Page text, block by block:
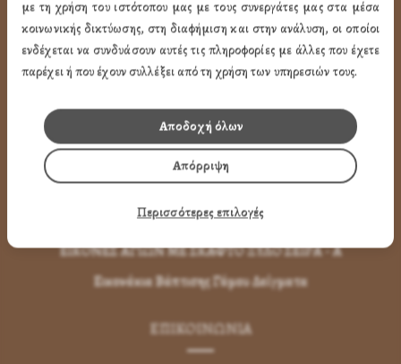
Εικόνες Παναγίας
Εικόνες Χριστού
Εικόνες Παραστάσεων
Μπρελόκ Μέ Αγίους
Εικόνες με Φύλλα Χρυσού
Εικόνες Τοίχου με Καντήλι
Εικόνες Αγίων με Κορνίζα
ΕΙΚΟΝΕΣ ΑΓΙΩΝ ΜΕ ΣΚΑΦΤΟ ΞΥΛΟ ΣΕΙΡΑ - Α
Εικονάκια Βάπτισης Γάμου Δείγματα
ΕΠΙΚΟΙΝΩΝΊΑ
με τη χρήση του ιστότοπου μας με τους συνεργάτες μας στα μέσα
κοινωνικής δικτύωσης, στη διαφήμιση και στην ανάλυση, οι οποίοι
ενδέχεται να συνδυάσουν αυτές τις πληροφορίες με άλλες που έχετε
παρέχει ή που έχουν συλλέξει από τη χρήση των υπηρεσιών τους.
Απόρριψη
Αποδοχή όλων
Περισσότερες επιλογές